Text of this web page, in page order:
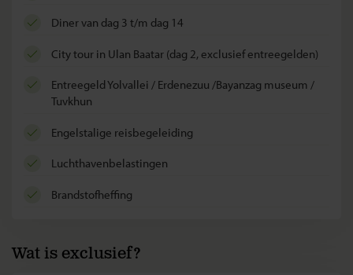
diner van dag 3 t/m dag 14
city tour in Ulan Baatar (dag 2, exclusief entreegelden)
entreegeld Yolvallei / Erdenezuu /Bayanzag museum /
Tuvkhun
Engelstalige reisbegeleiding
luchthavenbelastingen
brandstofheffing
Wat is exclusief?